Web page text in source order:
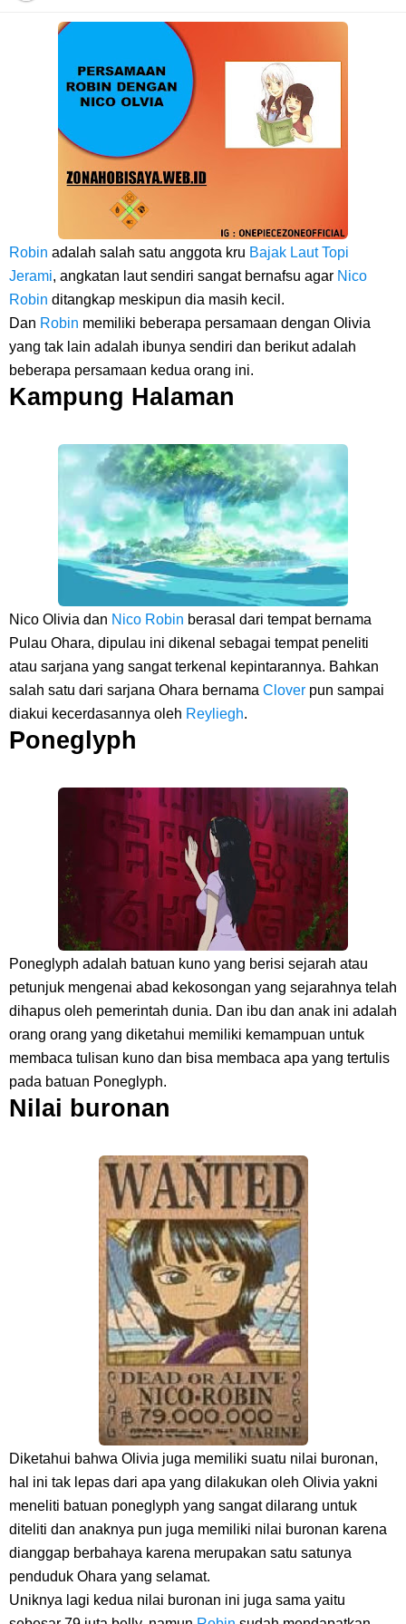
Cara Daftar Danamon Mobile Banking, Mudah Banget Dan Lengkap
Caranya Disini
7 Fakta Elbaph One Piece, Menjadi Tempat Yang Sangat Ingin
Dikunjungi Usopp
7 Fakta Ivankov One Piece, Orang Yang Mampu Menipu Sensor
Wanita Milik Sanji
7 Klub Pertama Yang Menjuarai Liga Champions, Apa Klub Jagoan
Kamu Termasuk
Arti Bendera Palau, Negara Kepulauan Yang Berada Di Kawasan
Cara Membuat Linktree Instagram, Sangat Mudah Untuk Kamu
Lakukan Sendiri
7 Fakta Gaban One Piece, Orang Yang Telah Memberikan Kunci Borgol
Milik Loki
Profil Slamet Rahardjo, Aktor Dengan Peran Penting Dalam Perfilman
Indonesia
Resep Roti Panggang, Sangat Mudah Untuk Menjadi Cemilan
Arti Bendera Seychelles, Negara Kepulauan Yang Terletak Di
Samudra Hindia
Cara Bayar Akulaku Lewat Gopay, Sangat Mudah Dan Tidak Ribet
Sama Sekali
7 Fakta Queen One Piece, All Star Yang Jadi Penanggung Jawab
Penjara Udon
7 Fakta Brook One Piece, Mantan Kapten Yang Poster Bountynya
Poster Konser
7 Kapal Pesiar Terberat Di Dunia, Simbol Ambisi Industri Pariwisata
Laut
Arti Bendera Yunani, Negara Yang Terkenal Salah Satu Pusat
Peradaban Kuno
Cara Pindahkan WA Dari Android Ke Iphone, Sangat Gampang Untuk
Kamu Lakukan
7 Fakta Big Mom One Piece, Yonko Yang Punya Bounty Yang Tinggi
Sejak Muda
Thursday, 6 August
Robin adalah salah satu anggota kru Bajak Laut Topi
Jerami, angkatan laut sendiri sangat bernafsu agar Nico
Robin ditangkap meskipun dia masih kecil.
Dan Robin memiliki beberapa persamaan dengan Olivia
yang tak lain adalah ibunya sendiri dan berikut adalah
beberapa persamaan kedua orang ini.
Kampung Halaman
Nico Olivia dan Nico Robin berasal dari tempat bernama
Pulau Ohara, dipulau ini dikenal sebagai tempat peneliti
atau sarjana yang sangat terkenal kepintarannya. Bahkan
salah satu dari sarjana Ohara bernama Clover pun sampai
diakui kecerdasannya oleh Reyliegh.
Poneglyph
Poneglyph adalah batuan kuno yang berisi sejarah atau
petunjuk mengenai abad kekosongan yang sejarahnya telah
dihapus oleh pemerintah dunia. Dan ibu dan anak ini adalah
orang orang yang diketahui memiliki kemampuan untuk
membaca tulisan kuno dan bisa membaca apa yang tertulis
pada batuan Poneglyph.
Nilai buronan
Diketahui bahwa Olivia juga memiliki suatu nilai buronan,
hal ini tak lepas dari apa yang dilakukan oleh Olivia yakni
meneliti batuan poneglyph yang sangat dilarang untuk
diteliti dan anaknya pun juga memiliki nilai buronan karena
dianggap berbahaya karena merupakan satu satunya
penduduk Ohara yang selamat.
Uniknya lagi kedua nilai buronan ini juga sama yaitu